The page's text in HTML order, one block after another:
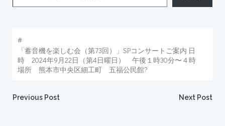
#
「蓄音機を楽しむ会（第73回）」SPコンサートご案内 日
時 2024年9月22日（第4日曜日） 午後１時30分〜４時
場所 熊本市中央区細工町 五福公民館?
Post
Previous Post Next Post